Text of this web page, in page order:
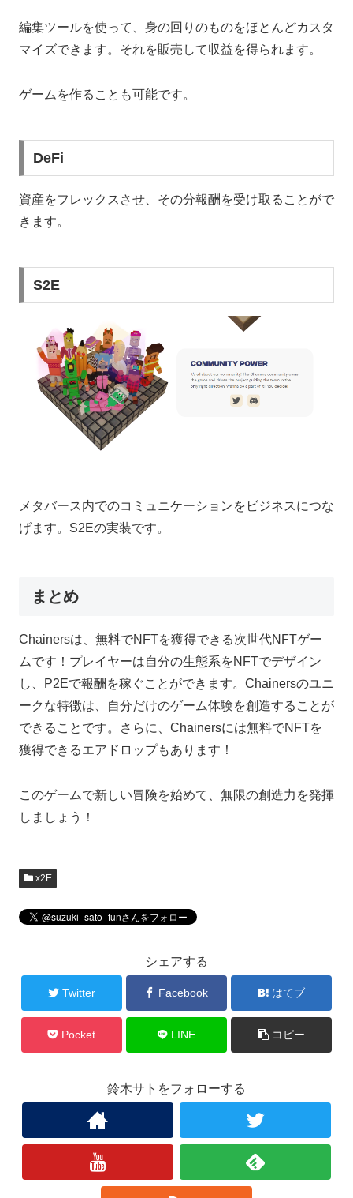
編集ツールを使って、身の回りのものをほとんどカスタ
マイズできます。それを販売して収益を得られます。
ゲームを作ることも可能です。
DeFi
資産をフレックスさせ、その分報酬を受け取ることがで
きます。
S2E
メタバース内でのコミュニケーションをビジネスにつな
げます。S2Eの実装です。
まとめ
Chainersは、無料でNFTを獲得できる次世代NFTゲー
ムです！プレイヤーは自分の生態系をNFTでデザイン
し、P2Eで報酬を稼ぐことができます。Chainersのユニ
ークな特徴は、自分だけのゲーム体験を創造することが
できることです。さらに、Chainersには無料でNFTを
獲得できるエアドロップもあります！
このゲームで新しい冒険を始めて、無限の創造力を発揮
しましょう！
x2E
シェアする
Twitter Facebook はてブ
Pocket LINE コピー
鈴木サトをフォローする